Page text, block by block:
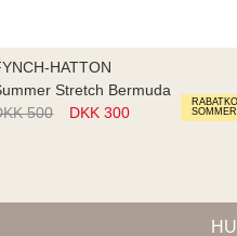
HATTON
Stretch Bermuda
500
DKK 300